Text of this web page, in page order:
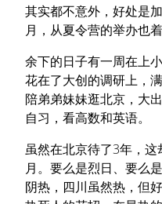
其实都不意外，好处是
月，从夏令营的举办也
余下的日子有一周在上
花在了大创的调研上，
陪弟弟妹妹逛北京，大
自习，看高数和英语。
虽然在北京待了3年，
月。要么是烈日、要么
阴热，四川虽然热，但